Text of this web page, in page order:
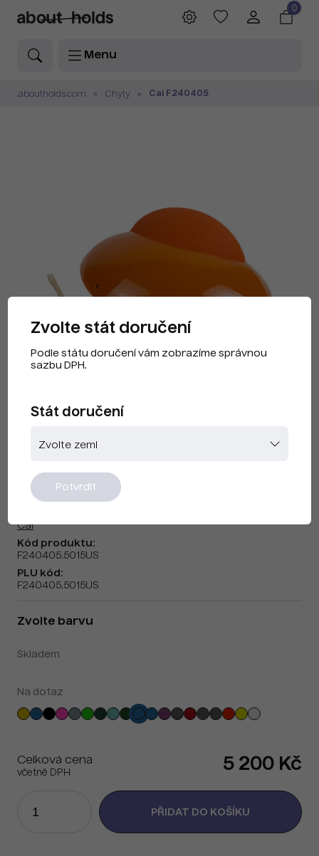
Menu
0
.aboutholds.com Chyty Cai F240405
CAI F240405 Nebeská modrá US
Cai
Kód produktu:
F240405.5015US
PLU kód:
F240405.5015US
Zvolte barvu
Skladem
Na dotaz
Celková cena
včetně DPH 5 200 Kč
Zvolte stát doručení
Podle státu doručení vám zobrazíme správnou
sazbu DPH.
Stát doručení
Potvrdit